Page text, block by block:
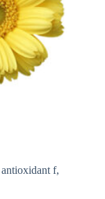
antioxidant f,